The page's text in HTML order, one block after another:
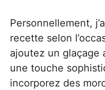
Personnellement,
recette selon
ajoutez un glaçage
une touche
incorporez des